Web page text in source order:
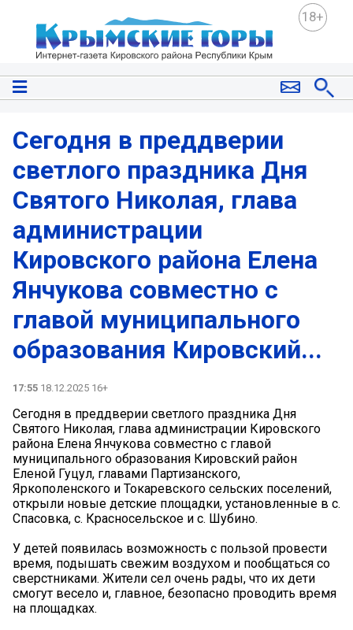
18+
Сегодня в преддверии
светлого праздника Дня
Святого Николая, глава
администрации
Кировского района Елена
Янчукова совместно с
главой муниципального
образования Кировский...
17:55 18.12.2025 16+
Сегодня в преддверии светлого праздника Дня
Святого Николая, глава администрации Кировского
района Елена Янчукова совместно с главой
муниципального образования Кировский район
Еленой Гуцул, главами Партизанского,
Яркополенского и Токаревского сельских поселений,
открыли новые детские площадки, установленные в с.
Спасовка, с. Красносельское и с. Шубино.
У детей появилась возможность с пользой провести
время, подышать свежим воздухом и пообщаться со
сверстниками. Жители сел очень рады, что их дети
смогут весело и, главное, безопасно проводить время
на площадках.